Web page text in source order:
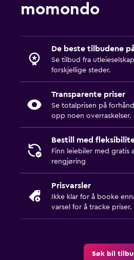
momondo
De beste tilbudene
Se tilbud fra
forskjellige steder.
Transparente priser
Se totalprisen på
opp noen overraskelser.
Bestill med
Finn leiebiler med gratis
rengjøring
Prisvarsler
Ikke klar for å booke
varsel for å tracke priser.
Søk bil